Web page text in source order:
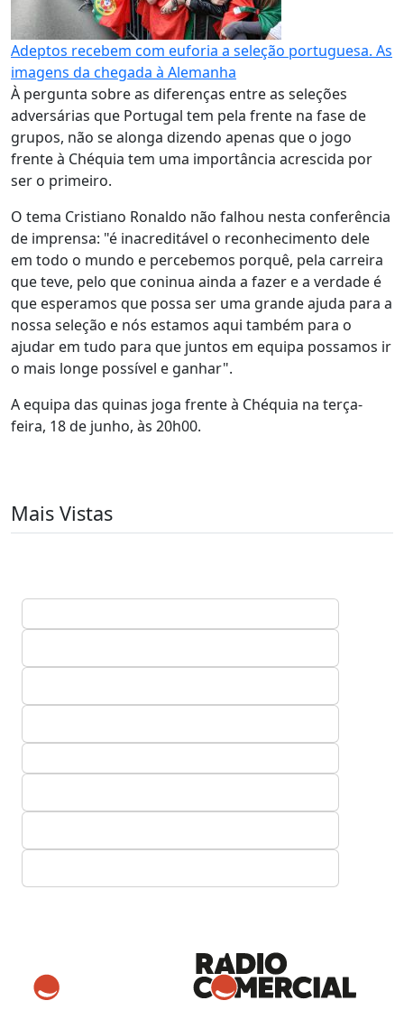
Adeptos recebem com euforia a seleção portuguesa. As
imagens da chegada à Alemanha
À pergunta sobre as diferenças entre as seleções
adversárias que Portugal tem pela frente na fase de
grupos, não se alonga dizendo apenas que o jogo
frente à Chéquia tem uma importância acrescida por
ser o primeiro.
O tema Cristiano Ronaldo não falhou nesta conferência
de imprensa: "é inacreditável o reconhecimento dele
em todo o mundo e percebemos porquê, pela carreira
que teve, pelo que coninua ainda a fazer e a verdade é
que esperamos que possa ser uma grande ajuda para a
nossa seleção e nós estamos aqui também para o
ajudar em tudo para que juntos em equipa possamos ir
o mais longe possível e ganhar".
A equipa das quinas joga frente à Chéquia na terça-
feira, 18 de junho, às 20h00.
Mais Vistas